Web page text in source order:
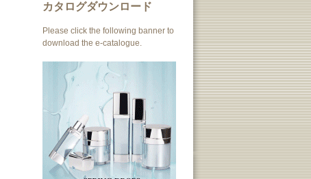
カタログダウンロード
Please click the following banner to
download the e-catalogue.